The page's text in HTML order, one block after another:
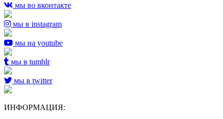
мы во вконтакте
мы в instagram
мы на youtube
мы в tumblr
мы в twitter
ИНФОРМАЦИЯ: